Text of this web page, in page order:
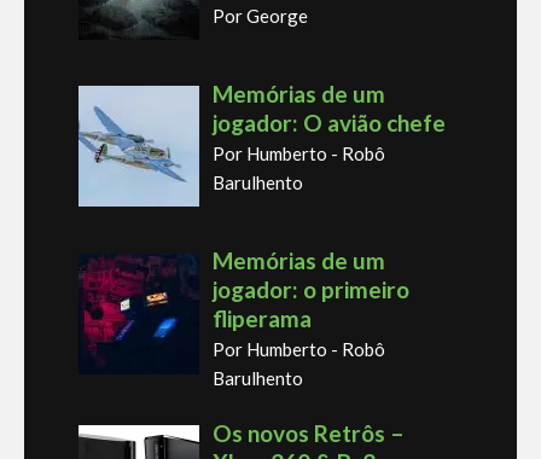
Por George
Memórias de um
jogador: O avião chefe
Por Humberto - Robô
Barulhento
Memórias de um
jogador: o primeiro
fliperama
Por Humberto - Robô
Barulhento
Os novos Retrôs –